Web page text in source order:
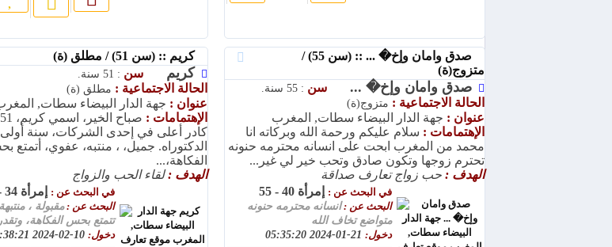
كريم :: (سن 51) / مطلق (ة)
كريم سن : 51 سنة.
الحالة الاجتماعية : مطلق (ة)
عنوان : جهة الدار البيضاء سطات,
الإهتمامات :
كادر أعلى في إحدى الشركات، سنة
الدكتوراه. جميل، ، منتبه، عفوي، أتمتع
الفكاهة،...
الهدف :لقاء الحب والزواج
في البحث عن : إمرأة 34 - 48
البحث عن :مقبولة ،
تتمتع بحس الفكاهة،
دخول:
صدق وامان وإخ� ... :: (سن 55) /
متزوج(ة)
صدق وامان وإخ� ... سن : 55 سنة.
الحالة الاجتماعية : متزوج(ة)
عنوان : جهة الدار البيضاء سطات, المغرب
الإهتمامات : سلام عليكم ورحمة الله وبركاته انا
محمد من المغرب ابحت على انسانه محترمه حنونه
تحترم زوجها وتكون صادق وتحب خير لي غير...
الهدف : حب زواج تعارف صداقة
في البحث عن : إمرأة 40 - 55
البحث عن :انسانه محترمه حنونه
متواضع تخاف الله
دخول: